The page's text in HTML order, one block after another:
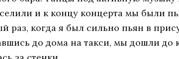
и к концу концерта мы были
раз, когда я был сильно пьян в
до дома на такси, мы дошли до